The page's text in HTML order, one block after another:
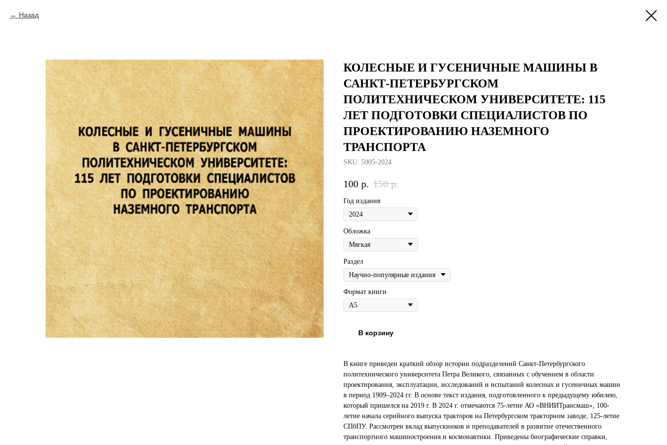
Назад
КОЛЕСНЫЕ И ГУСЕНИЧНЫЕ МАШИНЫ В
САНКТ-ПЕТЕРБУРГСКОМ
ПОЛИТЕХНИЧЕСКОМ УНИВЕРСИТЕТЕ: 115
ЛЕТ ПОДГОТОВКИ СПЕЦИАЛИСТОВ ПО
ПРОЕКТИРОВАНИЮ НАЗЕМНОГО
ТРАНСПОРТА
SKU: 5905-2024
100 р. 150 р.
Год издания
Обложка
Раздел
Формат книги
В корзину
В книге приведен краткий обзор истории подразделений Санкт-Петербургского
политехнического университета Петра Великого, связанных с обучением в области
проектирования, эксплуатации, исследований и испытаний колесных и гусеничных машин
в период 1909–2024 гг. В основе текст издания, подготовленного к предыдущему юбилею,
который пришелся на 2019 г. В 2024 г. отмечаются 75-летие АО «ВНИИТрансмаш», 100-
летие начала серийного выпуска тракторов на Петербургском тракторном заводе, 125-летие
СПбПУ. Рассмотрен вклад выпускников и преподавателей в развитие отечественного
транспортного машиностроения и космонавтики. Приведены биографические справки,